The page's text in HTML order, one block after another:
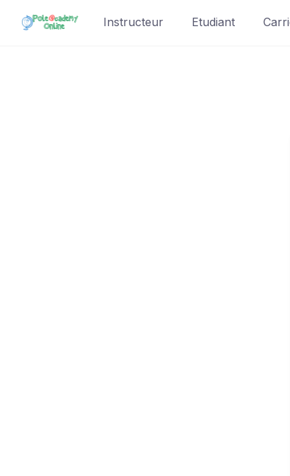
Instructeur Etudiant